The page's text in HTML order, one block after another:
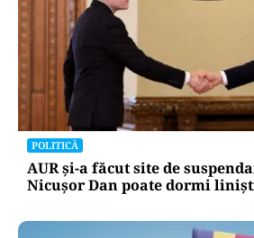
POLITICĂ
AUR și-a făcut site de
Nicușor Dan poate dormi